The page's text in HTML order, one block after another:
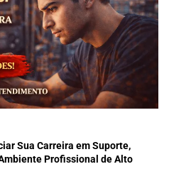
Sua Carreira em Suporte,
Profissional de Alto